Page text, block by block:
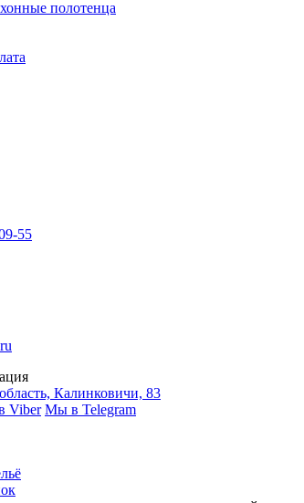
полотенца
55
Калинковичи, 83
Viber Мы в Telegram